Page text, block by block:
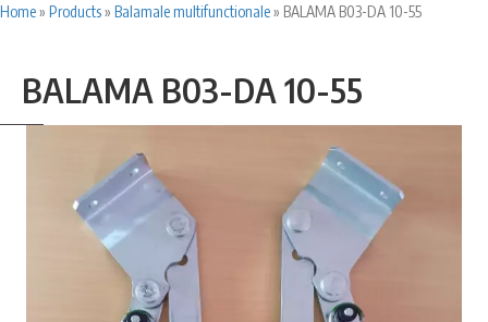
Home» Products» Balamale multifunctionale» BALAMA B03-DA 10-55
BALAMA B03-DA 10-55